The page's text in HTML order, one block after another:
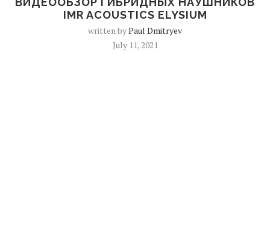
IMR ACOUSTICS ELYSIUM
written byPaul Dmitryev
July 11, 2021